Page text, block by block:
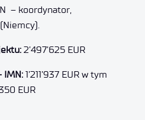
– koordynator,
2’497’625 EUR
IMN: 1’211’937 EUR w tym
EUR